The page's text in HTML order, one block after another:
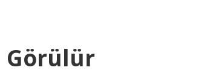
Görülür